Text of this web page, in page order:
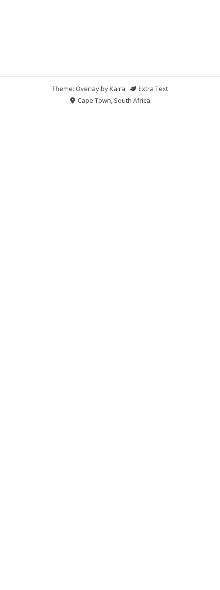
Theme: Overlay byKaira.
Extra Text
Cape Town, South Africa